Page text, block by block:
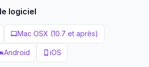
logiciel
laptop_macMac OSX (10.7 et après)
Android phone_iphone iOS